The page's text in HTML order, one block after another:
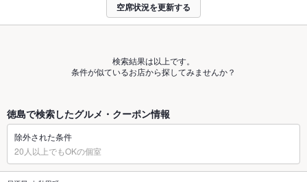
空席状況を更新する
検索結果は以上です。
条件が似ているお店から探してみませんか？
徳島で検索したグルメ・クーポン情報
除外された条件
20人以上でもOKの個室